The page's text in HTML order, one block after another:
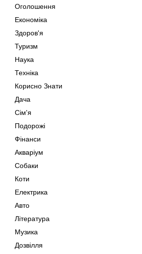
Оголошення
Економіка
Здоров'я
Туризм
Наука
Техніка
Корисно Знати
Дача
Сім'я
Подорожі
Фінанси
Акваріум
Собаки
Коти
Електрика
Авто
Література
Музика
Дозвілля